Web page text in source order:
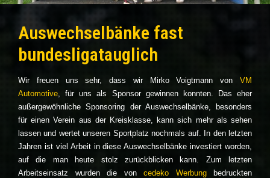
Auswechselbänke fast
bundesligatauglich
Wir freuen uns sehr, dass wir Mirko Voigtmann von VM
Automotive , für uns als Sponsor gewinnen konnten. Das eher
außergewöhnliche Sponsoring der Auswechselbänke, besonders
für einen Verein aus der Kreisklasse, kann sich mehr als sehen
lassen und wertet unseren Sportplatz nochmals auf. In den letzten
Jahren ist viel Arbeit in diese Auswechselbänke investiert worden,
auf die man heute stolz zurückblicken kann. Zum letzten
Arbeitseinsatz wurden die von cedeko Werbungbedruckten